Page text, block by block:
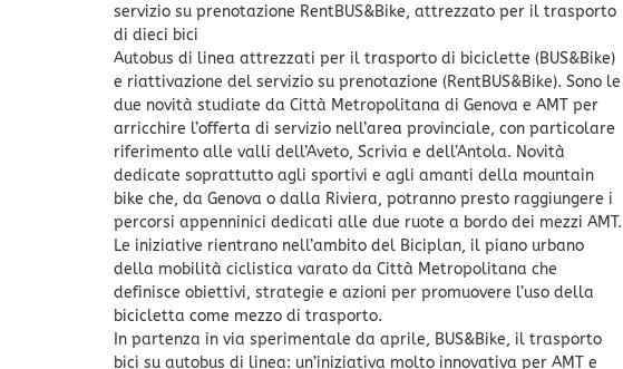
servizio su prenotazione RentBUS&Bike, attrezzato per il trasporto
di dieci bici
Autobus di linea attrezzati per il trasporto di biciclette (BUS&Bike)
e riattivazione del servizio su prenotazione (RentBUS&Bike). Sono le
due novità studiate da Città Metropolitana di Genova e AMT per
arricchire l’offerta di servizio nell’area provinciale, con particolare
riferimento alle valli dell’Aveto, Scrivia e dell’Antola. Novità
dedicate soprattutto agli sportivi e agli amanti della mountain
bike che, da Genova o dalla Riviera, potranno presto raggiungere i
percorsi appenninici dedicati alle due ruote a bordo dei mezzi AMT.
Le iniziative rientrano nell’ambito del Biciplan, il piano urbano
della mobilità ciclistica varato da Città Metropolitana che
definisce obiettivi, strategie e azioni per promuovere l’uso della
bicicletta come mezzo di trasporto.
In partenza in via sperimentale da aprile, BUS&Bike, il trasporto
bici su autobus di linea: un’iniziativa molto innovativa per AMT e